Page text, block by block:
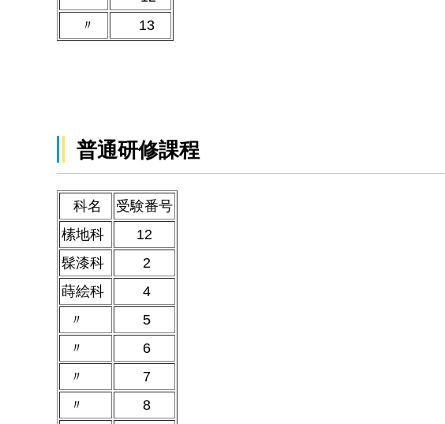
〃
13
普通研修課程
科名
受験番号
榡地科
12
髹漆科
2
蒔絵科
4
〃
5
〃
6
〃
7
〃
8